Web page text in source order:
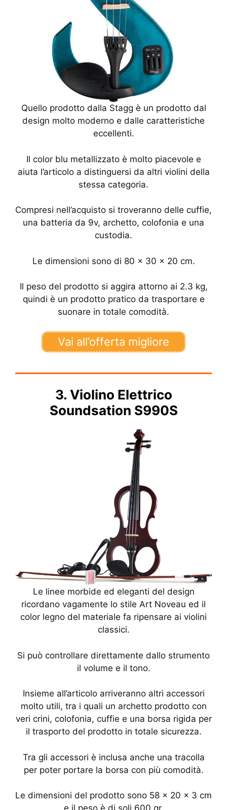
Quello prodotto dalla Stagg è un prodotto dal
design molto moderno e dalle caratteristiche
eccellenti.
Il color blu metallizzato è molto piacevole e
aiuta l’articolo a distinguersi da altri violini della
stessa categoria.
Compresi nell’acquisto si troveranno delle cuffie,
una batteria da 9v, archetto, colofonia e una
custodia.
Le dimensioni sono di 80 x 30 x 20 cm.
Il peso del prodotto si aggira attorno ai 2.3 kg,
quindi è un prodotto pratico da trasportare e
suonare in totale comodità.
Vai all’offerta migliore
3. Violino Elettrico
Soundsation S990S
Le linee morbide ed eleganti del design
ricordano vagamente lo stile Art Noveau ed il
color legno del materiale fa ripensare ai violini
classici.
Si può controllare direttamente dallo strumento
il volume e il tono.
Insieme all’articolo arriveranno altri accessori
molto utili, tra i quali un archetto prodotto con
veri crini, colofonia, cuffie e una borsa rigida per
il trasporto del prodotto in totale sicurezza.
Tra gli accessori è inclusa anche una tracolla
per poter portare la borsa con più comodità.
Le dimensioni del prodotto sono 58 x 20 x 3 cm